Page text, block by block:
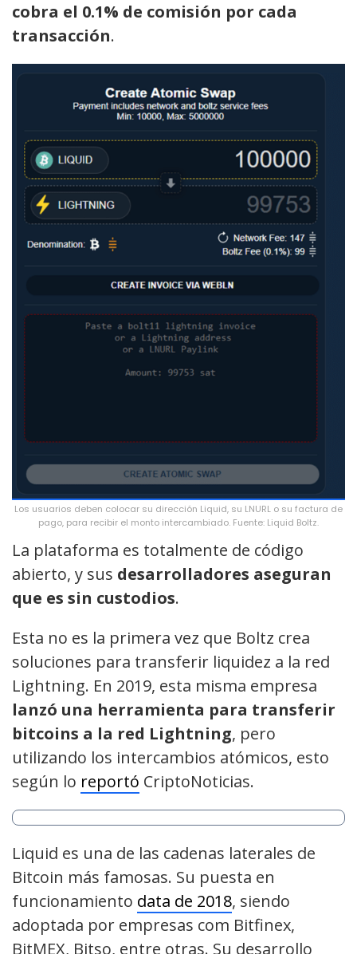
cobra el 0.1% de comisión por cada
transacción.
Los usuarios deben colocar su dirección Liquid, su LNURL o su factura de
pago, para recibir el monto intercambiado. Fuente: Liquid Boltz.
La plataforma es totalmente de código
abierto, y sus desarrolladores aseguran
que es sin custodios.
Esta no es la primera vez que Boltz crea
soluciones para transferir liquidez a la red
Lightning. En 2019, esta misma empresa
lanzó una herramienta para transferir
bitcoins a la red Lightning, pero
utilizando los intercambios atómicos, esto
según lo reportó CriptoNoticias.
Liquid es una de las cadenas laterales de
Bitcoin más famosas. Su puesta en
funcionamiento data de 2018, siendo
adoptada por empresas com Bitfinex,
BitMEX, Bitso, entre otras. Su desarrollo